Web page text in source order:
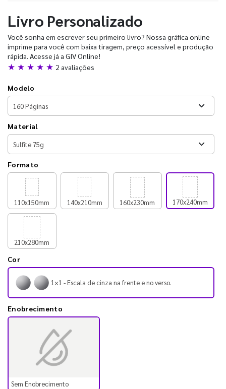
Livro Personalizado
Você sonha em escrever seu primeiro livro? Nossa gráfica online
imprime para você com baixa tiragem, preço acessível e produção
rápida. Acesse já a GIV Online!
★ ★ ★ ★ ★ 2 avaliações
Modelo
Material
Formato
110x150mm 140x210mm 160x230mm 170x240mm
210x280mm
Cor
1×1 - Escala de cinza na frente e no verso.
Enobrecimento
Sem Enobrecimento